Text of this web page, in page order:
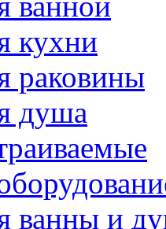
кухни
раковины
душа
ванны и